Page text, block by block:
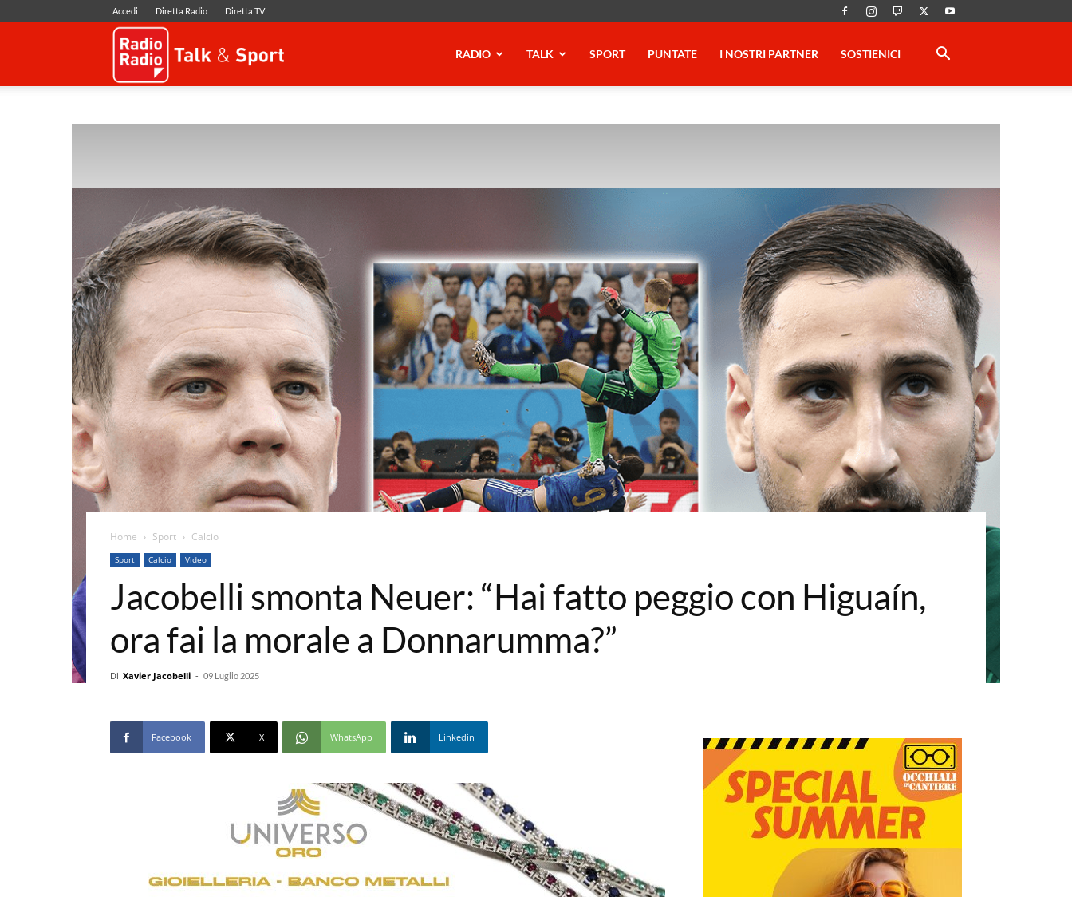
Accedi Diretta Radio Diretta TV
RADIO TALK SPORT PUNTATE I NOSTRI PARTNER SOSTIENICI
Home Sport Calcio
Sport Calcio Video
Jacobelli smonta Neuer: “Hai fatto peggio con Higuaín,
ora fai la morale a Donnarumma?”
Di Xavier Jacobelli - 09 Luglio 2025
Facebook X WhatsApp Linkedin